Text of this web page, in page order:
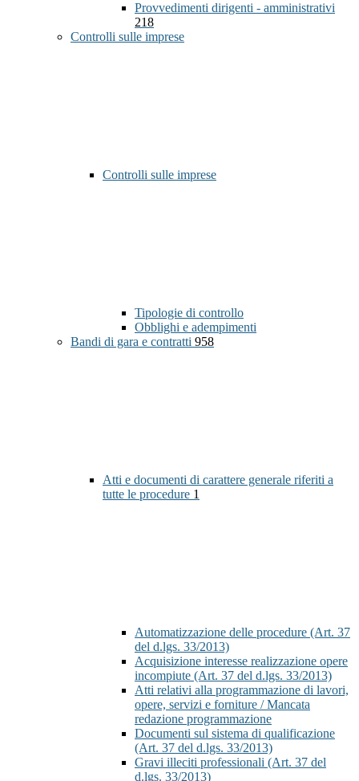
Provvedimenti dirigenti - amministrativi
218
Controlli sulle imprese
Controlli sulle imprese
Tipologie di controllo
Obblighi e adempimenti
Bandi di gara e contratti 958
Atti e documenti di carattere generale riferiti a
tutte le procedure 1
Automatizzazione delle procedure (Art. 37
del d.lgs. 33/2013)
Acquisizione interesse realizzazione opere
incompiute (Art. 37 del d.lgs. 33/2013)
Atti relativi alla programmazione di lavori,
opere, servizi e forniture / Mancata
redazione programmazione
Documenti sul sistema di qualificazione
(Art. 37 del d.lgs. 33/2013)
Gravi illeciti professionali (Art. 37 del
d.lgs. 33/2013)